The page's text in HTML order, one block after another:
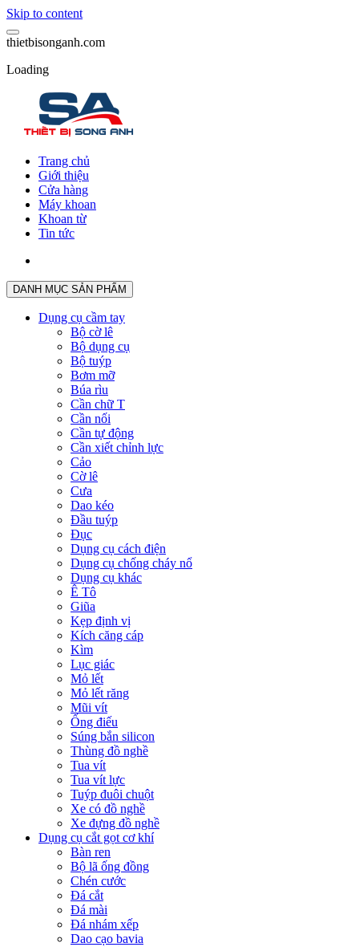
Skip to content
thietbisonganh.com
Loading
Trang chủ
Giới thiệu
Cửa hàng
Máy khoan
Khoan từ
Tin tức
DANH MỤC SẢN PHẨM
Dụng cụ cầm tay
Bộ cờ lê
Bộ dụng cụ
Bộ tuýp
Bơm mỡ
Búa rìu
Cần chữ T
Cần nối
Cần tự động
Cần xiết chỉnh lực
Cảo
Cờ lê
Cưa
Dao kéo
Đầu tuýp
Đục
Dụng cụ cách điện
Dụng cụ chống cháy nổ
Dụng cụ khác
Ê Tô
Giũa
Kẹp định vị
Kích căng cáp
Kìm
Lục giác
Mỏ lết
Mỏ lết răng
Mũi vít
Ống điếu
Súng bắn silicon
Thùng đồ nghề
Tua vít
Tua vít lực
Tuýp đuôi chuột
Xe có đồ nghề
Xe đựng đồ nghề
Dụng cụ cắt gọt cơ khí
Bàn ren
Bộ lã ống đồng
Chén cước
Đá cắt
Đá mài
Đá nhám xếp
Dao cạo bavia